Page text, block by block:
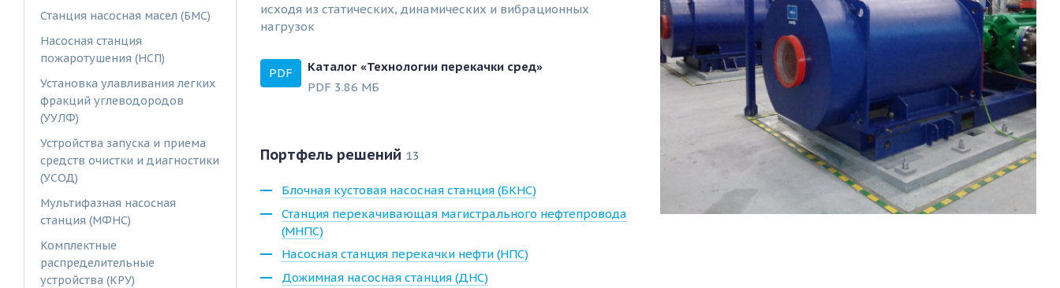
Станция насосная масел (БМС)
Насосная станция
пожаротушения (НСП)
Установка улавливания легких
фракций углеводородов
(УУЛФ)
Устройства запуска и приема
средств очистки и диагностики
(УСОД)
Мультифазная насосная
станция (МФНС)
Комплектные
распределительные
устройства (КРУ)
исходя из статических, динамических и вибрационных
нагрузок
PDF
Каталог «Технологии перекачки сред»
PDF 3.86 МБ
Портфель решений 13
Блочная кустовая насосная станция (БКНС)
Станция перекачивающая магистрального нефтепровода
(МНПС)
Насосная станция перекачки нефти (НПС)
Дожимная насосная станция (ДНС)